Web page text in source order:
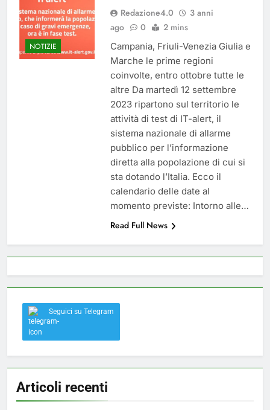
del 26 Marzo 2026
4 Mesi Ago
Mangiaplastica: Più ricicli, più
risparmi!
10 Mesi Ago
Postamat chiuso di notte a
Savignano: misura anti-rapina
fino alle 8:30
💡 Savignano 4.0 si rinnova: scopri
la nuova grafica del blog dedicato
al futuro del nostro paese
12 Mesi Ago
🌤️ Nuova Webcam Live per il
Meteo a Savignano Irpino!
2 Anni Ago
Test IT-alert l’11 ottobre:
messaggio sui cellulari anche a
Savignano
2 Anni Ago
NOTIZIE
Redazione4.0
3 anni
ago
0 2 mins
Campania, Friuli-Venezia Giulia e
Marche le prime regioni
coinvolte, entro ottobre tutte le
altre Da martedì 12 settembre
2023 ripartono sul territorio le
attività di test di IT-alert, il
sistema nazionale di allarme
pubblico per l’informazione
diretta alla popolazione di cui si
sta dotando l’Italia. Ecco il
calendario delle date al
momento previste: Intorno alle…
Read Full News
Seguici su Telegram
Articoli recenti